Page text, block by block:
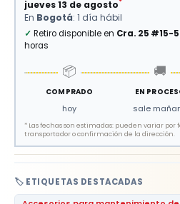
🏷️ ETIQUETAS DESTACADAS
jueves 13 de agosto*
En Bogotá: 1 día hábil
✓ Retiro disponible en Cra. 25 #15-
horas
📦
COMPRADO
hoy
🚚
EN
sale
* Las fechas son estimadas: pueden variar por
transportador o confirmación de la dirección.